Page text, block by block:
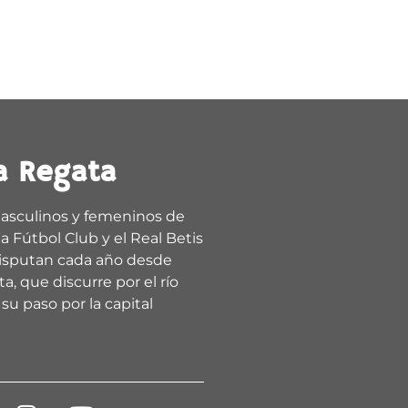
Regata
y femeninos de
Fútbol Club y el Real Betis
cada año desde
que discurre por el río
paso por la capital